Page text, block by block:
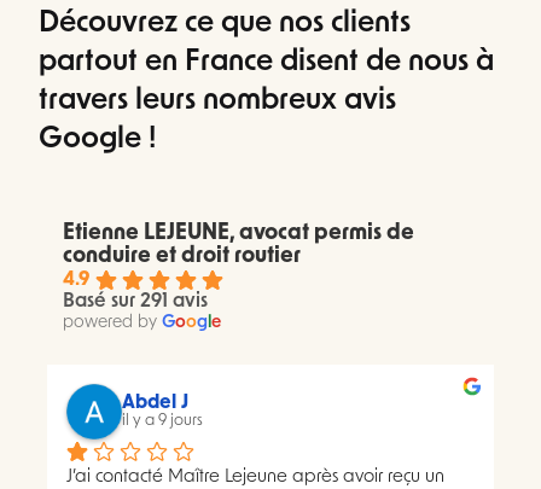
Découvrez ce que nos clients
partout en France disent de nous à
travers leurs nombreux avis
Google !
Etienne LEJEUNE, avocat permis de
conduire et droit routier
4.9
Basé sur 291 avis
powered by Goog e
Abdel J
il y a 9 jours
J’ai contacté Maître Lejeune après avoir reçu un